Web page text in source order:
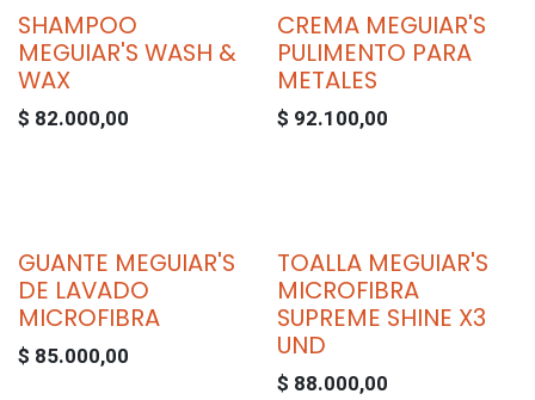
SHAMPOO
MEGUIAR'S WASH &
WAX
$ 82.000,00
CREMA MEGUIAR'S
PULIMENTO PARA
METALES
$ 92.100,00
GUANTE MEGUIAR'S
DE LAVADO
MICROFIBRA
$ 85.000,00
TOALLA MEGUIAR'S
MICROFIBRA
SUPREME SHINE X3
UND
$ 88.000,00